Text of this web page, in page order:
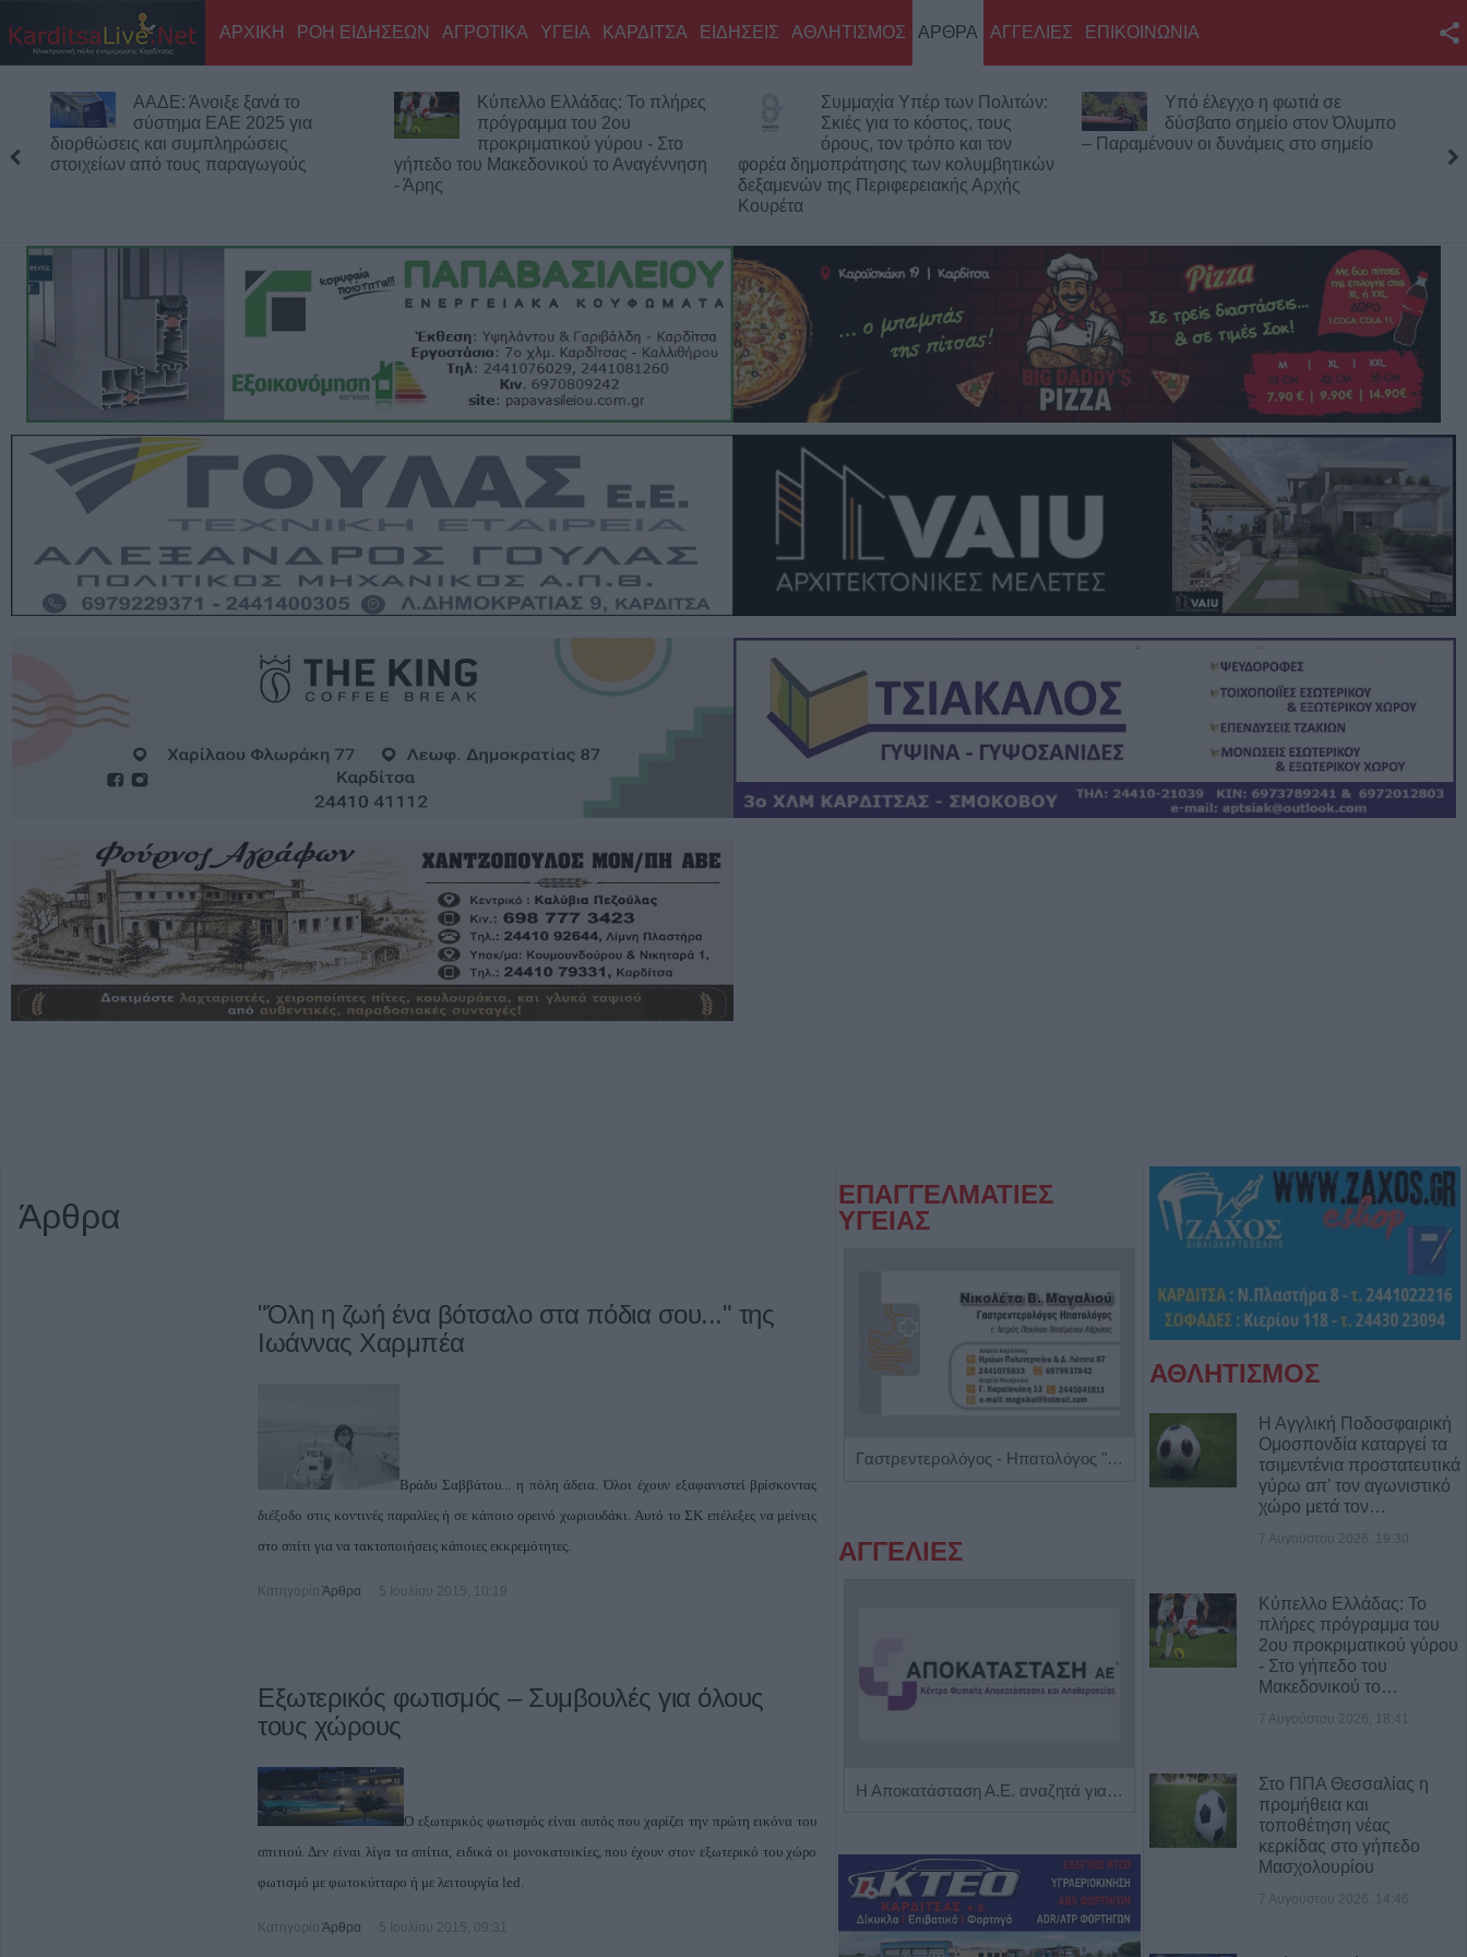
Twitter
YouTube
RSS
Επικοινωνία με το
KarditsaLive.Net
ΑΡΧΙΚΗ ΡΟΗ ΕΙΔΗΣΕΩΝ ΑΓΡΟΤΙΚΑ ΥΓΕΙΑ ΚΑΡΔΙΤΣΑ ΕΙΔΗΣΕΙΣ ΑΘΛΗΤΙΣΜΟΣ ΑΡΘΡΑ ΑΓΓΕΛΙΕΣ ΕΠΙΚΟΙΝΩΝΙΑ
ΑΑΔΕ: Άνοιξε ξανά το
σύστημα ΕΑΕ 2025 για
διορθώσεις και συμπληρώσεις
στοιχείων από τους παραγωγούς
Κύπελλο Ελλάδας: Το πλήρες
πρόγραμμα του 2ου
προκριματικού γύρου - Στο
γήπεδο του Μακεδονικού το Αναγέννηση
- Άρης
Συμμαχία Υπέρ των Πολιτών:
Σκιές για το κόστος, τους
όρους, τον τρόπο και τον
φορέα δημοπράτησης των κολυμβητικών
δεξαμενών της Περιφερειακής Αρχής
Κουρέτα
Υπό έλεγχο η φωτιά σε
δύσβατο σημείο στον Όλυμπο
– Παραμένουν οι δυνάμεις στο σημείο
Άρθρα
"Όλη η ζωή ένα βότσαλο στα πόδια σου..." της
Ιωάννας Χαρμπέα
Βράδυ Σαββάτου... η πόλη άδεια. Όλοι έχουν εξαφανιστεί βρίσκοντας
διέξοδο στις κοντινές παραλίες ή σε κάποιο ορεινό χωριουδάκι. Αυτό το ΣΚ επέλεξες να μείνεις
στο σπίτι για να τακτοποιήσεις κάποιες εκκρεμότητες.
Κατηγορία Άρθρα 5 Ιουλίου 2015, 10:19
Εξωτερικός φωτισμός – Συμβουλές για όλους
τους χώρους
Ο εξωτερικός φωτισμός είναι αυτός που χαρίζει την πρώτη εικόνα του
σπιτιού. Δεν είναι λίγα τα σπίτια, ειδικά οι μονοκατοικίες, που έχουν στον εξωτερικό του χώρο
φωτισμό με φωτοκύτταρο ή με λειτουργία led.
Κατηγορία Άρθρα 5 Ιουλίου 2015, 09:31
ΕΠΑΓΓΕΛΜΑΤΙΕΣ
ΥΓΕΙΑΣ
Γαστρεντερολόγος - Ηπατολόγος "Νικολέτα Β. Μαγαλιού" Κέντρο Ειδικών Θεραπειών Παιδιού 'Ανάπτυξη 'Λόγου'
ΑΓΓΕΛΙΕΣ
Η Αποκατάσταση Α.Ε. αναζητά για εργασία Νοσηλευτές και Βοηθούς Νοσηλευτές Πωλείται μονοκατοικία τριών επιπέδων στο καταπράσινο Πευκόφυτο Καρδίτσας
ΑΘΛΗΤΙΣΜΟΣ
Η Αγγλική Ποδοσφαιρική
Ομοσπονδία καταργεί τα
τσιμεντένια προστατευτικά
γύρω απ’ τον αγωνιστικό
χώρο μετά τον…
7 Αυγούστου 2026, 19:30
Κύπελλο Ελλάδας: Το
πλήρες πρόγραμμα του
2ου προκριματικού γύρου
- Στο γήπεδο του
Μακεδονικού το…
7 Αυγούστου 2026, 18:41
Στο ΠΠΑ Θεσσαλίας η
προμήθεια και
τοποθέτηση νέας
κερκίδας στο γήπεδο
Μασχολουρίου
7 Αυγούστου 2026, 14:46